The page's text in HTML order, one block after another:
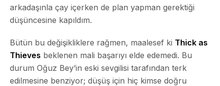
arkadaşınla çay içerken de plan yapman gerektiği
düşüncesine kapıldım.
Bütün bu değişikliklere rağmen, maalesef ki Thick as
Thieves beklenen mali başarıyı elde edemedi. Bu
durum Oğuz Bey’in eski sevgilisi tarafından terk
edilmesine benziyor; düşüş için hiç kimse doğru